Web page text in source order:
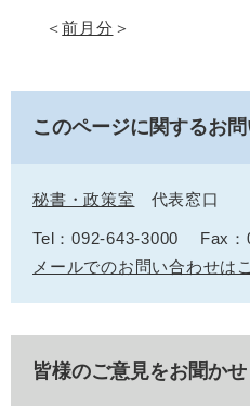
＜前月分 ＞
このページに関するお
秘書・政策室 代表窓口
Tel：092-643-3000
Fax
メールでのお問い合わせは
皆様のご意見をお聞かせ